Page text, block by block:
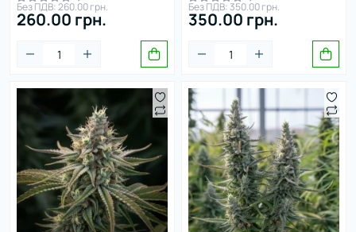
Без ПДВ: 260.00 грн.
260.00 грн.
Без ПДВ: 350.00 грн.
350.00 грн.